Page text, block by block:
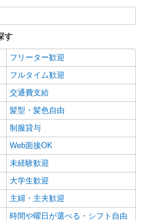
市長島町浦安368 三井アウトレット
す
フリーター歓迎
フルタイム歓迎
交通費支給
髪型・髪色自由
制服貸与
Web面接OK
未経験歓迎
大学生歓迎
主婦・主夫歓迎
時間や曜日が選べる・シフト自由